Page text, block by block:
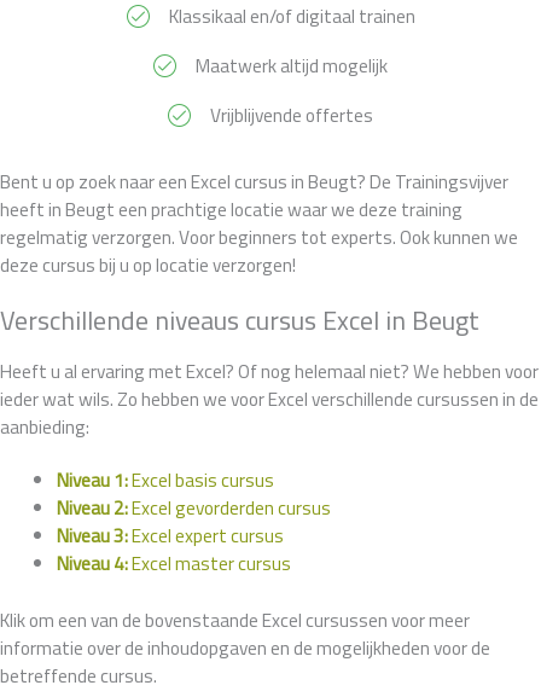
Klassikaal en/of digitaal trainen
Maatwerk altijd mogelijk
Vrijblijvende offertes
Bent u op zoek naar een Excel cursus in Beugt? De Trainingsvijver
heeft in Beugt een prachtige locatie waar we deze training
regelmatig verzorgen. Voor beginners tot experts. Ook kunnen we
deze cursus bij u op locatie verzorgen!
Verschillende niveaus cursus Excel in Beugt
Heeft u al ervaring met Excel? Of nog helemaal niet? We hebben voor
ieder wat wils. Zo hebben we voor Excel verschillende cursussen in de
aanbieding:
Niveau 1:Excel basis cursus
Niveau 2:Excel gevorderden cursus
Niveau 3:Excel expert cursus
Niveau 4:Excel master cursus
Klik om een van de bovenstaande Excel cursussen voor meer
informatie over de inhoudopgaven en de mogelijkheden voor de
betreffende cursus.